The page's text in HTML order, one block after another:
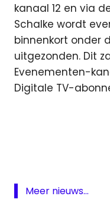
kanaal 12 en via
Schalke wordt
binnenkort onder
uitgezonden. Dit
Evenementen-
Digitale TV-
live
Meer nieuws...